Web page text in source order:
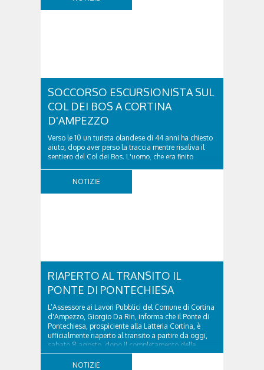
SOCCORSO ESCURSIONISTA SUL
COL DEI BOS A CORTINA
D'AMPEZZO
Verso le 10 un turista olandese di 44 anni ha chiesto
aiuto, dopo aver perso la traccia mentre risaliva il
sentiero del Col dei Bos. L'uomo, che era finito
Torri del Falzarego, era...
NOTIZIE
RIAPERTO AL TRANSITO IL
PONTE DI PONTECHIESA
L’Assessore ai Lavori Pubblici del Comune di Cortina
d'Ampezzo, Giorgio Da Rin, informa che il Ponte di
Pontechiesa, prospiciente alla Latteria Cortina, è
ufficialmente riaperto al transito a partire da oggi,
sabato 8 agosto, dopo il completamento delle
verifiche e il positivo collaudo...
NOTIZIE